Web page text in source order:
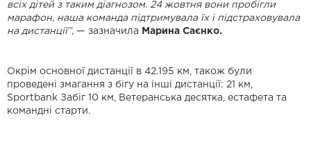
всіх дітей з таким діагнозом. 24 жовтня вони пробігли
марафон, наша команда підтримувала їх і підстраховувала
на дистанції”, — зазначила Марина Саєнко.
Окрім основної дистанції в 42.195 км, також були
проведені змагання з бігу на інші дистанції: 21 км,
Sportbank Забіг 10 км, Ветеранська десятка, естафета та
командні старти.